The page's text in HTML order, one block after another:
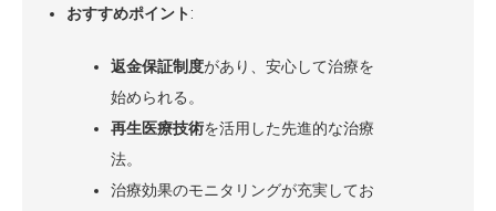
おすすめポイント:
返金保証制度があり、安心して治療を
始められる。
再生医療技術を活用した先進的な治療
法。
治療効果のモニタリングが充実してお